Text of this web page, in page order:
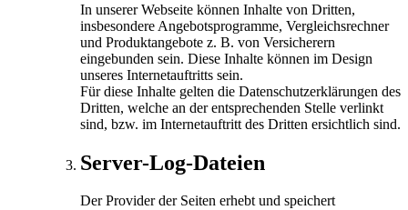
In unserer Webseite können Inhalte von Dritten,
insbesondere Angebotsprogramme, Vergleichsrechner
und Produktangebote z. B. von Versicherern
eingebunden sein. Diese Inhalte können im Design
unseres Internetauftritts sein.
Für diese Inhalte gelten die Datenschutzerklärungen des
Dritten, welche an der entsprechenden Stelle verlinkt
sind, bzw. im Internetauftritt des Dritten ersichtlich sind.
Server-Log-Dateien
Der Provider der Seiten erhebt und speichert